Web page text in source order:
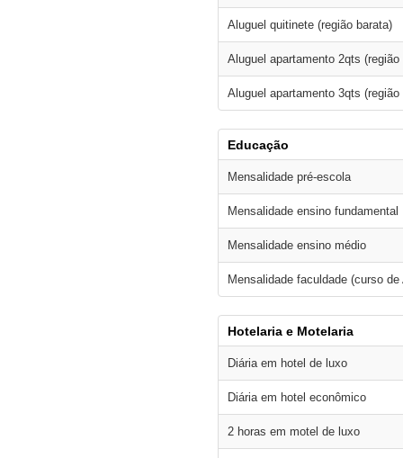
Aluguel quitinete (região barata)
Aluguel apartamento 2qts (região
Aluguel apartamento 3qts (região
Educação
Mensalidade pré-escola
Mensalidade ensino fundamental
Mensalidade ensino médio
Mensalidade faculdade (curso
Hotelaria e Motelaria
Diária em hotel de luxo
Diária em hotel econômico
2 horas em motel de luxo